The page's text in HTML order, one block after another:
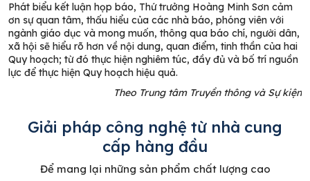
Phát biểu kết luận họp báo, Thứ trưởng Hoàng Minh Sơn cảm
ơn sự quan tâm, thấu hiểu của các nhà báo, phóng viên với
ngành giáo dục và mong muốn, thông qua báo chí, người dân,
xã hội sẽ hiểu rõ hơn về nội dung, quan điểm, tinh thần của hai
Quy hoạch; từ đó thực hiện nghiêm túc, đầy đủ và bố trí nguồn
lực để thực hiện Quy hoạch hiệu quả.
Theo Trung tâm Truyền thông và Sự kiện
Giải pháp công nghệ từ nhà cung
cấp hàng đầu
Để mang lại những sản phẩm chất lượng cao